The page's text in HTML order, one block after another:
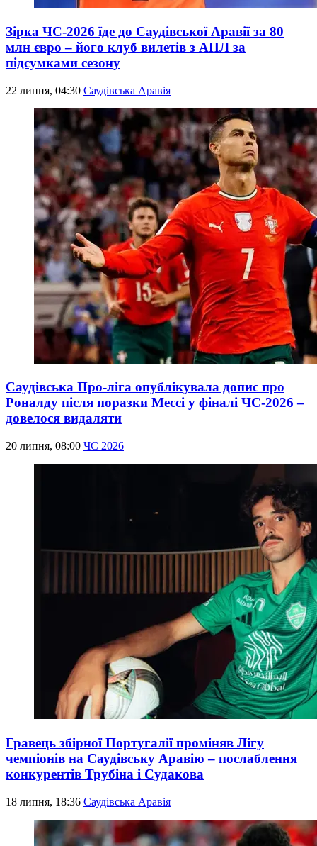
Зірка ЧС-2026 їде до Саудівської Аравії за 80
млн євро – його клуб вилетів з АПЛ за
підсумками сезону
22 липня, 04:30 Саудівська Аравія
Саудівська Про-ліга опублікувала допис про
Роналду після поразки Мессі у фіналі ЧС-2026 –
довелося видаляти
20 липня, 08:00 ЧС 2026
Гравець збірної Португалії проміняв Лігу
чемпіонів на Саудівську Аравію – послаблення
конкурентів Трубіна і Судакова
18 липня, 18:36 Саудівська Аравія